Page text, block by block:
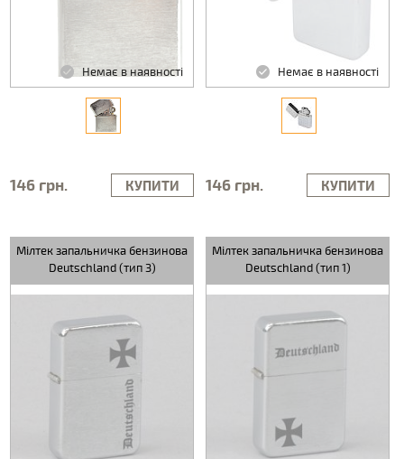
Немає в наявності
146 грн. КУПИТИ
Немає в наявності
146 грн. КУПИТИ
Мілтек запальничка бензинова
Deutschland (тип 3)
Мілтек запальничка бензинова
Deutschland (тип 1)